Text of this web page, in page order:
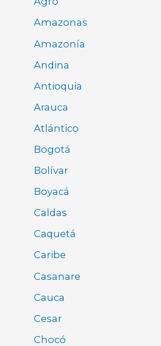
Amazonas
Amazonía
Andina
Antioquia
Arauca
Atlántico
Bogotá
Bolívar
Boyacá
Caldas
Caquetá
Caribe
Casanare
Cauca
Cesar
Chocó